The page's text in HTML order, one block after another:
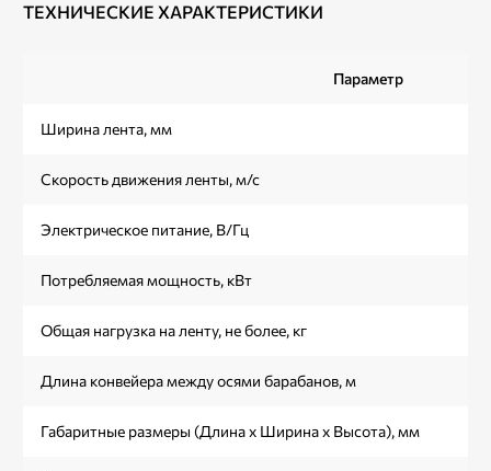
ТЕХНИЧЕСКИЕ ХАРАКТЕРИСТИКИ
Параметр
Ширина лента, мм
Скорость движения ленты, м/с
Электрическое питание, В/Гц
Потребляемая мощность, кВт
Общая нагрузка на ленту, не более, кг
Длина конвейера между осями барабанов, м
Габаритные размеры (Длина х Ширина х Высота), мм